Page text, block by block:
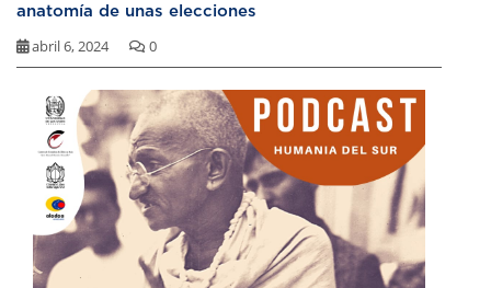
anatomía de unas elecciones
abril 6, 2024 0